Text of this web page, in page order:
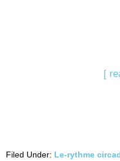
[
Filed Under: Le-rythme